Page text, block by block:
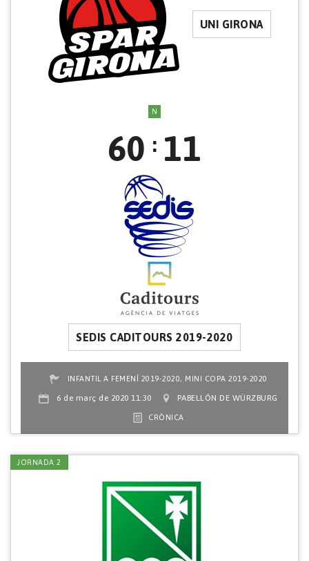
UNI GIRONA
N
60 : 11
SEDIS CADITOURS 2019-2020
INFANTIL A FEMENÍ 2019-2020, MINI COPA 2019-2020
6 de març de 2020 11:30 PABELLÓN DE WÜRZBURG
CRÒNICA
JORNADA 2